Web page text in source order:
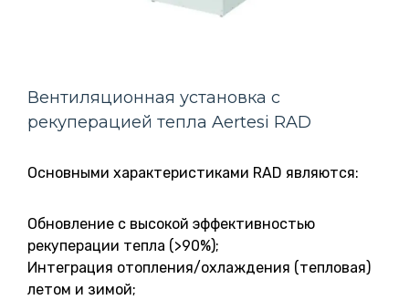
Вентиляционная установка с
рекуперацией тепла Aertesi RAD
Основными характеристиками RAD являются:
Обновление с высокой эффективностью
рекуперации тепла (>90%);
Интеграция отопления/охлаждения (тепловая)
летом и зимой;